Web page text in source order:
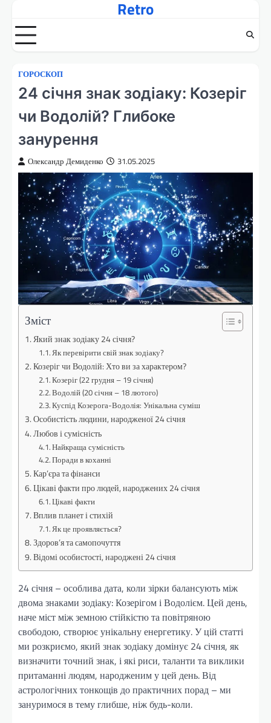
вмісту
Retro
ГОРОСКОП
24 січня знак зодіаку: Козеріг
чи Водолій? Глибоке
занурення
Олександр Демиденко 31.05.2025
Зміст
Який знак зодіаку 24 січня?
Як перевірити свій знак зодіаку?
Козеріг чи Водолій: Хто ви за характером?
Козеріг (22 грудня – 19 січня)
Водолій (20 січня – 18 лютого)
Куспід Козерога-Водолія: Унікальна суміш
Особистість людини, народженої 24 січня
Любов і сумісність
Найкраща сумісність
Поради в коханні
Кар’єра та фінанси
Цікаві факти про людей, народжених 24 січня
Цікаві факти
Вплив планет і стихій
Як це проявляється?
Здоров’я та самопочуття
Відомі особистості, народжені 24 січня
24 січня – особлива дата, коли зірки балансують між
двома знаками зодіаку: Козерігом і Водолієм. Цей день,
наче міст між земною стійкістю та повітряною
свободою, створює унікальну енергетику. У цій статті
ми розкриємо, який знак зодіаку домінує 24 січня, як
визначити точний знак, і які риси, таланти та виклики
притаманні людям, народженим у цей день. Від
астрологічних тонкощів до практичних порад – ми
зануримося в тему глибше, ніж будь-коли.